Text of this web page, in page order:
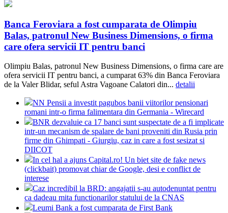
Banca Feroviara a fost cumparata de Olimpiu
Balas, patronul New Business Dimensions, o firma
care ofera servicii IT pentru banci
Olimpiu Balas, patronul New Business Dimensions, o firma care are
ofera servicii IT pentru banci, a cumparat 63% din Banca Feroviara
de la Valer Blidar, seful Astra Vagoane Calatori din... detalii
NN Pensii a investit pagubos banii viitorilor pensionari
romani intr-o firma falimentara din Germania - Wirecard
BNR dezvaluie ca 17 banci sunt suspectate de a fi implicate
intr-un mecanism de spalare de bani proveniti din Rusia prin
firme din Ghimpati - Giurgiu, caz in care a fost sesizat si
DIICOT
In cel hal a ajuns Capital.ro! Un biet site de fake news
(clickbait) promovat chiar de Google, desi e conflict de
interese
Caz incredibil la BRD: angajatii s-au autodenuntat pentru
ca dadeau mita functionarilor statului de la CNAS
Leumi Bank a fost cumparata de First Bank